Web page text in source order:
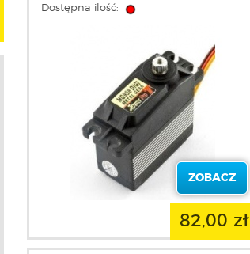
Dostępna ilość:
ZOBACZ
82,00 zł